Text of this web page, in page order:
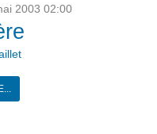
2003 02:00